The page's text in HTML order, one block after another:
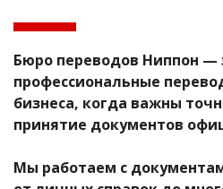
Бюро переводов Ниппон —
профессиональные
бизнеса, когда важны
принятие документов
Мы работаем с